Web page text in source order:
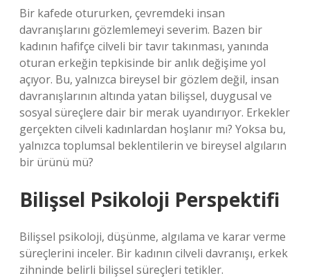
Bir kafede otururken, çevremdeki insan
davranışlarını gözlemlemeyi severim. Bazen bir
kadının hafifçe cilveli bir tavır takınması, yanında
oturan erkeğin tepkisinde bir anlık değişime yol
açıyor. Bu, yalnızca bireysel bir gözlem değil, insan
davranışlarının altında yatan bilişsel, duygusal ve
sosyal süreçlere dair bir merak uyandırıyor. Erkekler
gerçekten cilveli kadınlardan hoşlanır mı? Yoksa bu,
yalnızca toplumsal beklentilerin ve bireysel algıların
bir ürünü mü?
Bilişsel Psikoloji Perspektifi
Bilişsel psikoloji, düşünme, algılama ve karar verme
süreçlerini inceler. Bir kadının cilveli davranışı, erkek
zihninde belirli bilişsel süreçleri tetikler.